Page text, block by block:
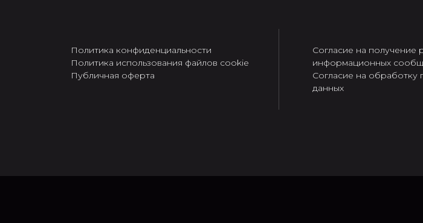
Политика конфиденциальности
Политика использования файлов cookie
Публичная оферта
Согласие на получение
информационных
Согласие на обработку
данных